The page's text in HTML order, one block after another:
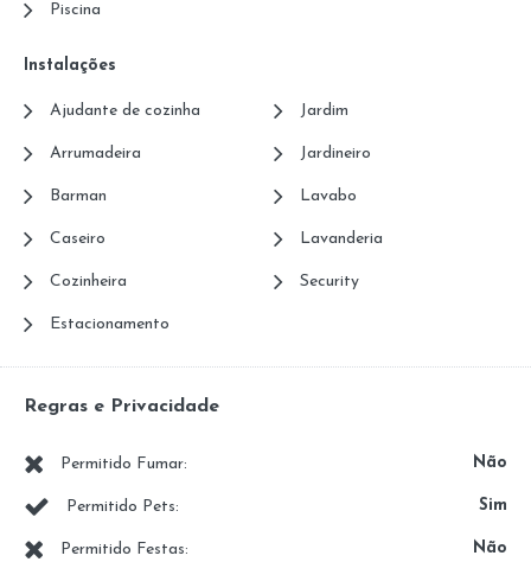
Piscina
Instalações
Ajudante de cozinha
Arrumadeira
Barman
Caseiro
Cozinheira
Estacionamento
Jardim
Jardineiro
Lavabo
Lavanderia
Security
Regras e Privacidade
Permitido Fumar: Não
Permitido Pets: Sim
Permitido Festas: Não